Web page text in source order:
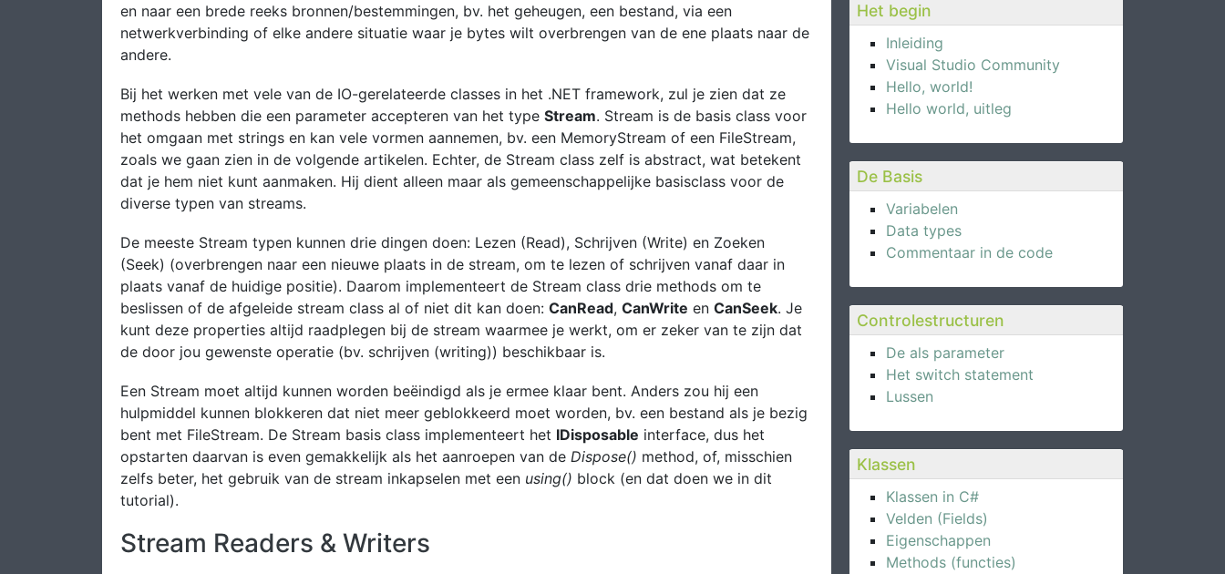
Het begin
Inleiding
Visual Studio Community
Hello, world!
Hello world, uitleg
De Basis
Variabelen
Data types
Commentaar in de code
Controlestructuren
De als parameter
Het switch statement
Lussen
Klassen
Klassen in C#
Velden (Fields)
Eigenschappen
Methods (functies)
en naar een brede reeks bronnen/bestemmingen, bv. het geheugen, een bestand, via een
netwerkverbinding of elke andere situatie waar je bytes wilt overbrengen van de ene plaats naar de
andere.
Bij het werken met vele van de IO-gerelateerde classes in het .NET framework, zul je zien dat ze
methods hebben die een parameter accepteren van het type Stream. Stream is de basis class voor
het omgaan met strings en kan vele vormen aannemen, bv. een MemoryStream of een FileStream,
zoals we gaan zien in de volgende artikelen. Echter, de Stream class zelf is abstract, wat betekent
dat je hem niet kunt aanmaken. Hij dient alleen maar als gemeenschappelijke basisclass voor de
diverse typen van streams.
De meeste Stream typen kunnen drie dingen doen: Lezen (Read), Schrijven (Write) en Zoeken
(Seek) (overbrengen naar een nieuwe plaats in de stream, om te lezen of schrijven vanaf daar in
plaats vanaf de huidige positie). Daarom implementeert de Stream class drie methods om te
beslissen of de afgeleide stream class al of niet dit kan doen: CanRead, CanWrite en CanSeek. Je
kunt deze properties altijd raadplegen bij de stream waarmee je werkt, om er zeker van te zijn dat
de door jou gewenste operatie (bv. schrijven (writing)) beschikbaar is.
Een Stream moet altijd kunnen worden beëindigd als je ermee klaar bent. Anders zou hij een
hulpmiddel kunnen blokkeren dat niet meer geblokkeerd moet worden, bv. een bestand als je bezig
bent met FileStream. De Stream basis class implementeert het IDisposable interface, dus het
opstarten daarvan is even gemakkelijk als het aanroepen van de Dispose() method, of, misschien
zelfs beter, het gebruik van de stream inkapselen met een using() block (en dat doen we in dit
tutorial).
Stream Readers & Writers